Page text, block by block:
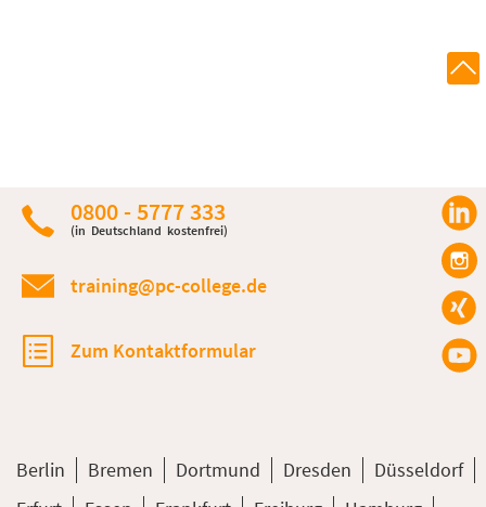
0800 - 5777 333
(in Deutschland kostenfrei)
training@pc-college.de
Zum Kontaktformular
Berlin Bremen Dortmund Dresden
Düsseldorf